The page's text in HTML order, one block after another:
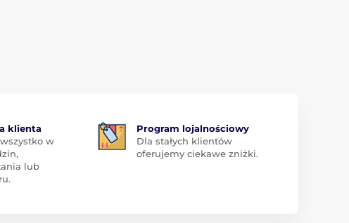
klienta
w
lub
Program lojalnościowy
Dla stałych klientów
oferujemy ciekawe zniżki.